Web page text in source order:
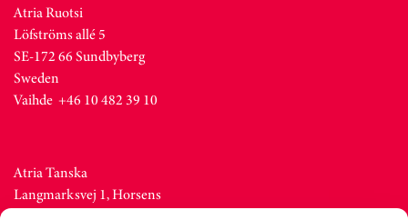
Atria Ruotsi
Löfströms allé 5
SE-172 66 Sundbyberg
Sweden
Vaihde +46 10 482 39 10
Atria Tanska
Langmarksvej 1, Horsens